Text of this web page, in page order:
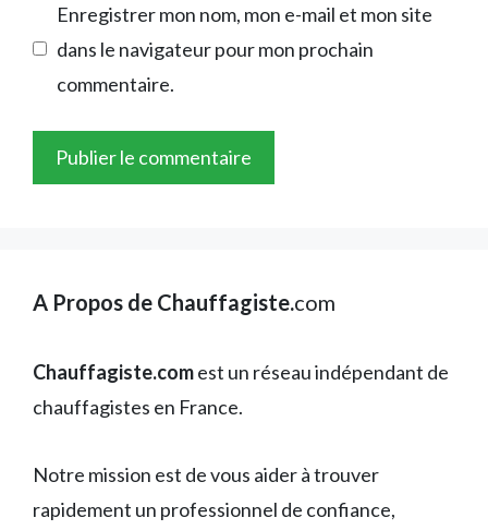
Enregistrer mon nom, mon e-mail et mon site
dans le navigateur pour mon prochain
commentaire.
A Propos de Chauffagiste.com
Chauffagiste.comest un réseau indépendant de
chauffagistes en France.
Notre mission est de vous aider à trouver
rapidement un professionnel de confiance,